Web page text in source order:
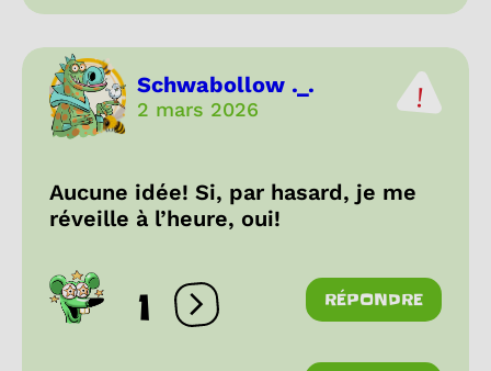
Schwabollow ._.
2 mars 2026
Aucune idée! Si, par hasard, je me
réveille à l’heure, oui!
1 Ouvrir les réactions
RÉPONDRE